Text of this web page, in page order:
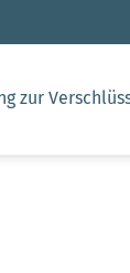
zur